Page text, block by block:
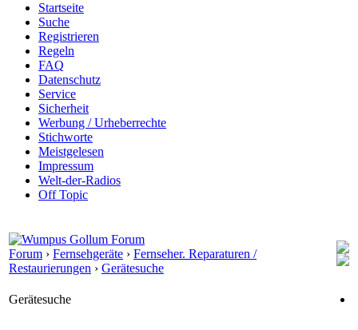
Startseite
Suche
Registrieren
Regeln
FAQ
Datenschutz
Service
Sicherheit
Werbung / Urheberrechte
Stichworte
Meistgelesen
Impressum
Welt-der-Radios
Off Topic
Forum › Fernsehgeräte › Fernseher. Reparaturen /
Restaurierungen › Gerätesuche
Gerätesuche